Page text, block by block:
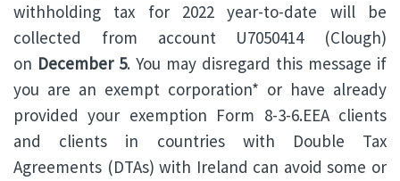
withholding tax for 2022 year-to-date will be
collected from account U7050414 (Clough)
on December 5. You may disregard this message if
you are an exempt corporation* or have already
provided your exemption Form 8-3-6.EEA clients
and clients in countries with Double Tax
Agreements (DTAs) with Ireland can avoid some or